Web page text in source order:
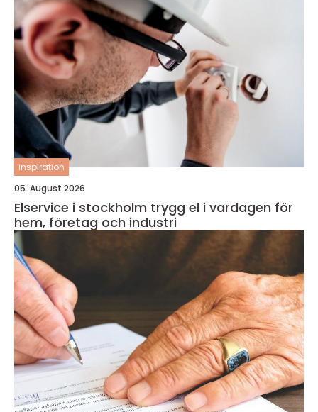
inspiration
05. August 2026
Elservice i stockholm trygg el i vardagen för
hem, företag och industri